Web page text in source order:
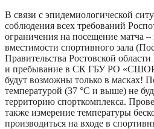
В связи с эпидемиологической
соблюдения всех требований
ограничения на посещение матча –
вместимости спортивного зала
Правительства Ростовской
и пребывание в СК ГБУ РО «СШОР
будут возможны только в масках!
температурой (37 °С и выше) не
территорию спорткомплекса.
также измерение температуры
производиться на входе в